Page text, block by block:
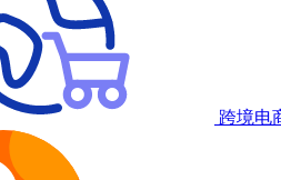
跨境电